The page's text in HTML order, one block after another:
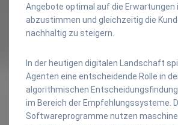
Angebote optimal auf die Erwartungen
abzustimmen und gleichzeitig die
nachhaltig zu steigern.
In der heutigen digitalen Landschaft
Agenten eine entscheidende Rolle in
algorithmischen
im Bereich der Empfehlungssysteme.
Softwareprogramme nutzen